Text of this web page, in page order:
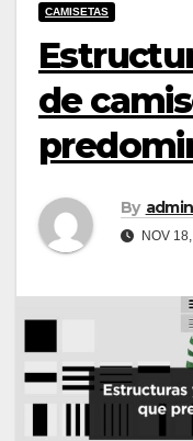
CAMISETAS
de
By admin
NOV